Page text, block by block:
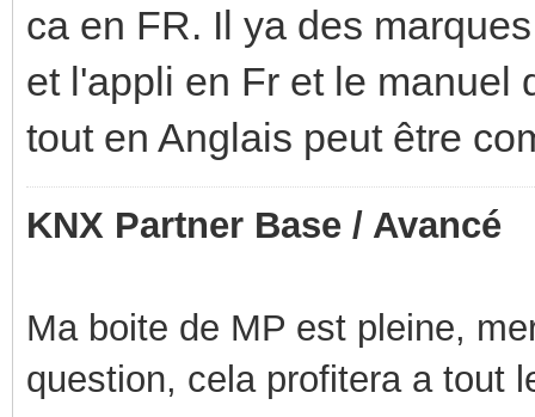
ca en FR. Il ya des
et l'appli en Fr et le manuel
tout en Anglais peut être
KNX Partner Base / Avancé
Ma boite de MP est pleine,
question, cela profitera a tout